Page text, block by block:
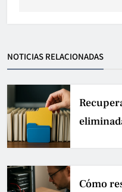
NOTICIAS RELACIONADAS
Cómo